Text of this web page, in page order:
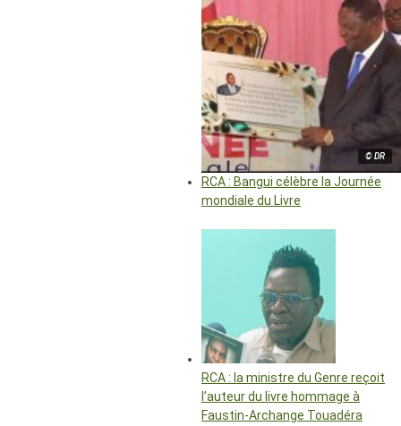
© DR
RCA : Bangui célèbre la Journée
mondiale du Livre
RCA : la ministre du Genre reçoit
l’auteur du livre hommage à
Faustin-Archange Touadéra